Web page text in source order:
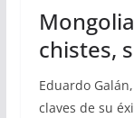
chistes,
Eduardo
claves de su